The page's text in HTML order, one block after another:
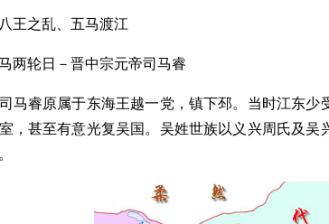
王之乱、五马渡江
两轮日－晋中宗元帝司马睿
马睿原属于东海王越一党，镇下邳。当时江东
，甚至有意光复吴国。吴姓世族以义兴周氏及吴